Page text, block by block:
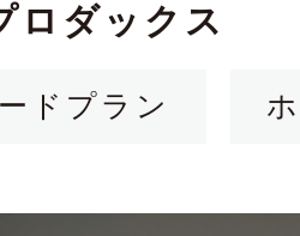
ロダックス
ドプラン